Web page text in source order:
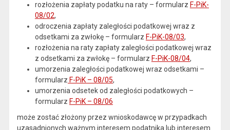
rozłożenia zapłaty podatku na raty – formularz F-PiK-
08/02,
odroczenia zapłaty zaległości podatkowej wraz z
odsetkami za zwłokę – formularz F-PiK-08/03,
rozłożenia na raty zapłaty zaległości podatkowej wraz
z odsetkami za zwłokę – formularz F-PiK-08/04,
umorzenia zaległości podatkowej wraz odsetkami –
formularz F-PiK – 08/05,
umorzenia odsetek od zaległości podatkowych –
formularz F-PiK – 08/06
może zostać złożony przez wnioskodawcę w przypadkach
uzasadnionych ważnym interesem podatnika lub interesem